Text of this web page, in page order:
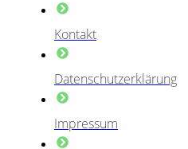
Kontakt
Datenschutzerklärung
Impressum